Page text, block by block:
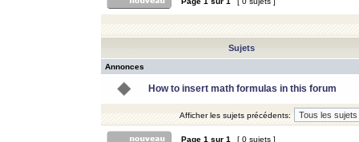
Sujets
Annonces
How to insert math formulas in this forum
Afficher les sujets précédents:
Page 1 sur 1 [ 0 sujets ]